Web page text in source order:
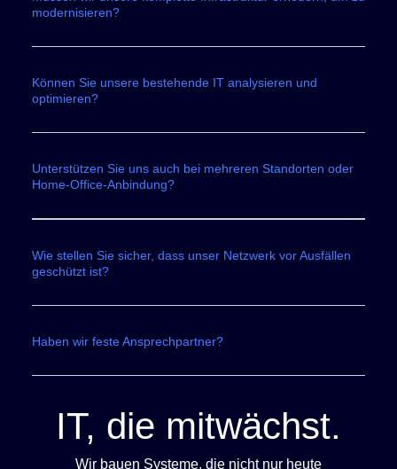
modernisieren?
Können Sie unsere bestehende IT analysieren und
optimieren?
Unterstützen Sie uns auch bei mehreren Standorten oder
Home-Office-Anbindung?
Wie stellen Sie sicher, dass unser Netzwerk vor Ausfällen
geschützt ist?
Haben wir feste Ansprechpartner?
IT, die mitwächst.
Wir bauen Systeme, die nicht nur heute